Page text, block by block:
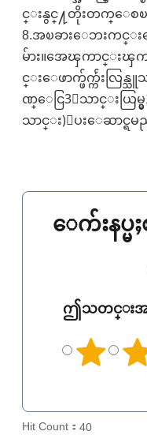
င္းနွင္႔တိုးတက္ေစၿ
8.အၿခားေဘးကင္း
မ်ား။အေၾကာင္းၾကာ
င္းေဖာက္ဖ်က္က်ဴးလြန္သူသ
ဏ္ေငြ3ေသာင္းယြမ္
သာင္း)ေပးေဆာင္ရမည္
ေက်းနပ္မ
ဤသတင္းအ
Hit Count： 40